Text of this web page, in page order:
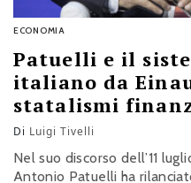
ECONOMIA
Patuelli e il
italiano da
statalismi
di Tivelli
Di Luigi Tivelli
Nel suo discorso dell’11
Antonio Patuelli ha